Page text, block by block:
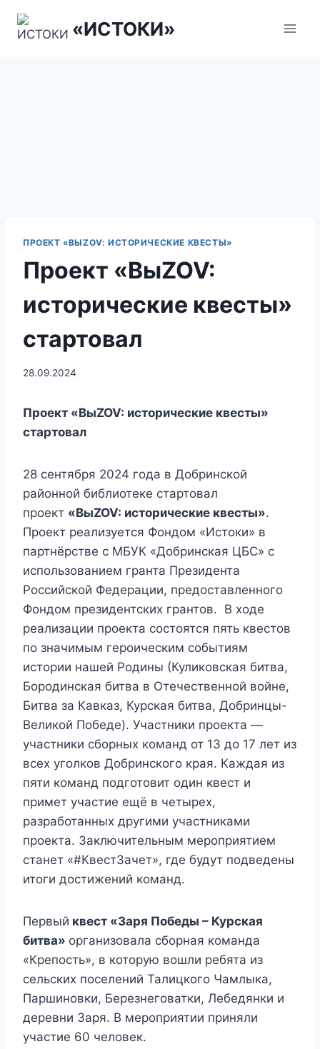
«ИСТОКИ»
ПРОЕКТ «ВЫZOV: ИСТОРИЧЕСКИЕ КВЕСТЫ»
Проект «ВыZOV:
исторические квесты»
стартовал
28.09.2024
Проект «ВыZOV: исторические квесты»
стартовал
28 сентября 2024 года в Добринской
районной библиотеке стартовал
проект «ВыZOV: исторические квесты».
Проект реализуется Фондом «Истоки» в
партнёрстве с МБУК «Добринская ЦБС» с
использованием гранта Президента
Российской Федерации, предоставленного
Фондом президентских грантов. В ходе
реализации проекта состоятся пять квестов
по значимым героическим событиям
истории нашей Родины (Куликовская битва,
Бородинская битва в Отечественной войне,
Битва за Кавказ, Курская битва, Добринцы-
Великой Победе). Участники проекта —
участники сборных команд от 13 до 17 лет из
всех уголков Добринского края. Каждая из
пяти команд подготовит один квест и
примет участие ещё в четырех,
разработанных другими участниками
проекта. Заключительным мероприятием
станет «#КвестЗачет», где будут подведены
итоги достижений команд.
Первый квест «Заря Победы – Курская
битва» организовала сборная команда
«Крепость», в которую вошли ребята из
сельских поселений Талицкого Чамлыка,
Паршиновки, Березнеговатки, Лебедянки и
деревни Заря. В мероприятии приняли
участие 60 человек.